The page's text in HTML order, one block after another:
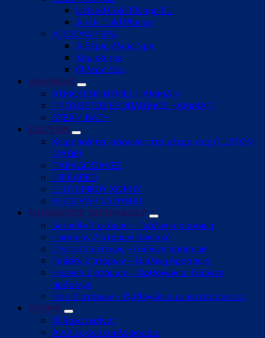
Iceland Cold Plunge EU
Arctic Cold Plunge
ΑΞΕΣΟΥΑΡ SPA
Αιθέρια έλαια Spa
Χημικά spa
Φίλτρα Spa
HAMMAM
ΑΤΜΟΓΕΝΝΗΤΡΙΕΣ HAMMAM
ΠΡΟΣΘΕΤΟΣ ΕΞΟΠΛΙΣΜΟΣ HAMMAM
STEAM BATH
ΣΑΟΥΝΑ
Χειροποίητες σάουνες στα μέτρα σας (CUSTOM
MADE)
ΠΑΡΑΔΟΣΙΑΚΕΣ
INFRARED
ΕΞΩΤΕΡΙΚΟΥ ΧΩΡΟΥ
ΑΞΕΣΟΥΑΡ ΣΑΟΥΝΑΣ
ΜΠΑΝΙΕΡΕΣ ΥΔΡΟΜΑΣΑΖ
Serenity 1 ατόμου – Γυάλινη πρόσοψη
Harmony 2 ατόμων Γωνιακή
Crystal 2 ατόμων – Γυάλινη πρόσοψη
Felicity 2 ατόμων – Γυάλινη πρόσοψη
Heaven 2 ατόμων – Ορθογώνια -Γυάλινη
πρόσοψη
Noir 2 ατόμων – Ορθογώνια με καταρράκτες
ΠΙΣΙΝΑ
Φίλτρα πισίνας
Αντλίες ανακυκλοφορίας